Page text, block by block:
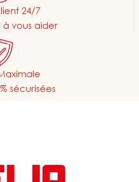
24/7
à vous aider
sécurisées